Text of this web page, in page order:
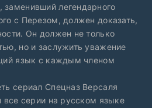
легендарного
с Перезом, должен доказать,
Он должен не только
но и заслужить уважение
язык с каждым членом
сериал Спецназ Версаля
все серии на русском языке